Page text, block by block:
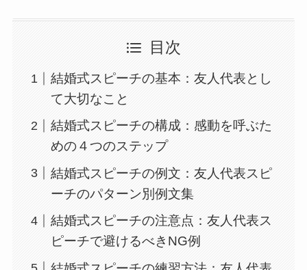
目次
結婚式スピーチの基本：友人代表とし
て大切なこと
結婚式スピーチの構成：感動を呼ぶた
めの４つのステップ
結婚式スピーチの例文：友人代表スピ
ーチのパターン別例文集
結婚式スピーチの注意点：友人代表ス
ピーチで避けるべきNG例